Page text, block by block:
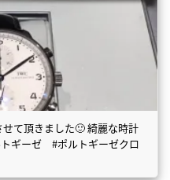
て頂きました🙂 綺麗な時計
ギーゼ #ポルトギーゼクロ